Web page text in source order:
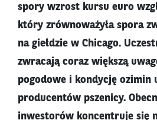
spory wzrost kursu euro
który zrównoważyła spora
na giełdzie w Chicago.
zwracają coraz większą
pogodowe i kondycję ozimin
producentów pszenicy.
inwestorów koncentruje się